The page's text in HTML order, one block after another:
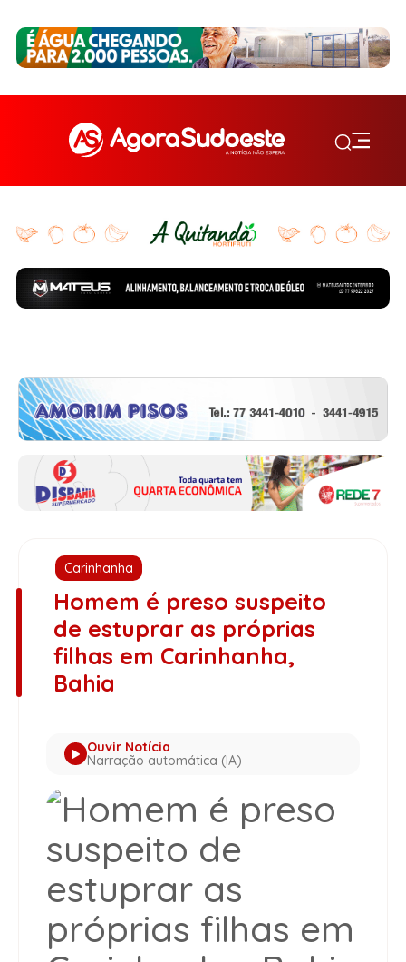
Carinhanha
Homem é preso suspeito
de estuprar as próprias
filhas em Carinhanha,
Bahia
Ouvir Notícia
Narração automática (IA)